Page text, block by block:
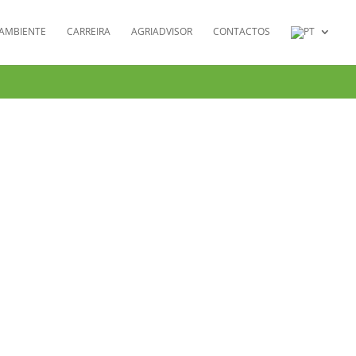
CARREIRA AGRIADVISOR CONTACTOS